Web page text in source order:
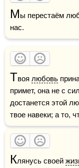
Мы перестаём
нас.
Твоя любовь
примет, она не с
достанется этой
твое навеки; а то,
Клянусь своей